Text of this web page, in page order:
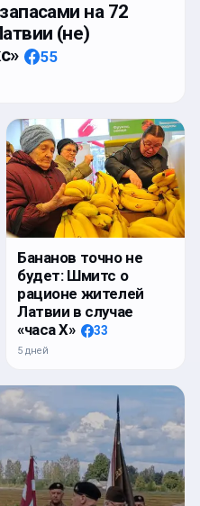
на 72
(не)
55
Бананов точно не
будет: Шмитс о
рационе жителей
Латвии в случае
«часа Х»
33
5 дней